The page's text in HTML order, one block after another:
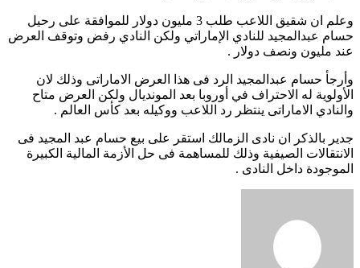
وعلم ان شقيق اللاعب طلب 3 مليون دولار للموافقة على رحيل
حسام عبدالمجيد للنادي الإماراتي ولكن النادي رفض وتوقف العرض
عند مليون ونصف دولار .
وأرجأ حسام عبدالمجيد الرد فى هذا العرض الاماراتى وذلك لان
الأولوية له الاحتراف في أوروبا بعد المونديال ولكن العرض متاح
والنادي الاماراتى ينتظر رد اللاعب ووكيله بعد كأس العالم .
جدير بالذكر ان نادى الزمالك استقر على بيع حسام عبد المجيد فى
الانتقالات الصيفية وذلك للمساهمة فى حل الأزمة المالية الكبيرة
الموجودة داخل النادى .